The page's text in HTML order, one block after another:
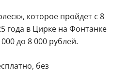
которое пройдет с 8
года в Цирке на Фонтанке
до 8 000 рублей.
без